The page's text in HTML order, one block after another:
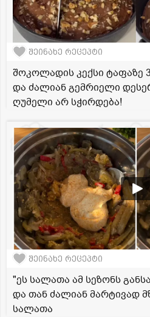
შეინახე რეცეპტი
შოკოლადის კექსი ტაფაზე
და ძალიან გემრიელი
ღუმელი არ სჭირდება!
შეინახე რეცეპტი
"ეს სალათა ამ სეზონს
და თან ძალიან მარტივად
სალათა